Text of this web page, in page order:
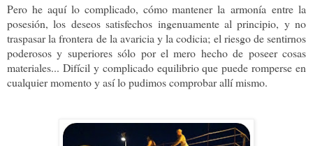
Pero he aquí lo complicado, cómo mantener la armonía entre la
posesión, los deseos satisfechos ingenuamente al principio, y no
traspasar la frontera de la avaricia y la codicia; el riesgo de sentirnos
poderosos y superiores sólo por el mero hecho de poseer cosas
materiales... Difícil y complicado equilibrio que puede romperse en
cualquier momento y así lo pudimos comprobar allí mismo.